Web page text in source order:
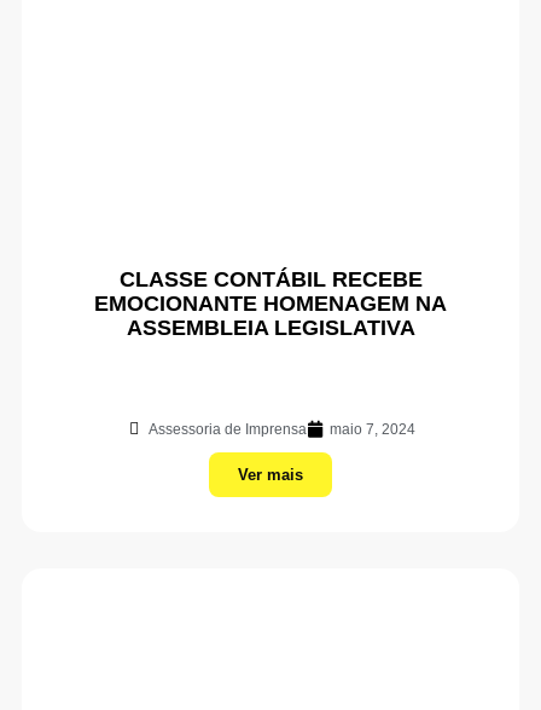
CLASSE CONTÁBIL RECEBE
EMOCIONANTE HOMENAGEM NA
ASSEMBLEIA LEGISLATIVA
Assessoria de Imprensa maio 7, 2024
Ver mais